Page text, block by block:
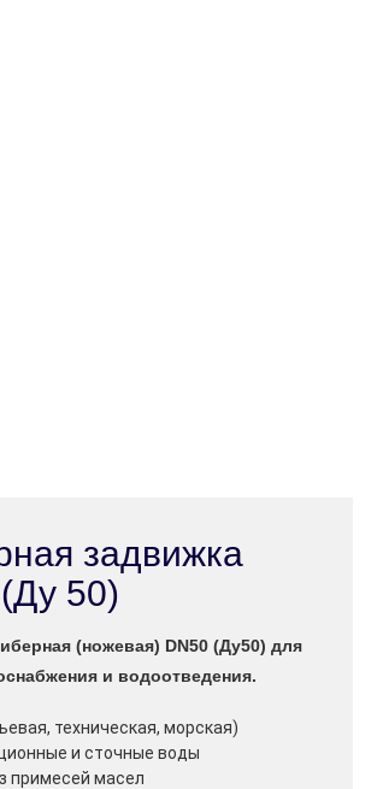
задвижка
50)
(ножевая) DN50 (Ду50) для
и водоотведения.
техническая, морская)
и сточные воды
примесей масел